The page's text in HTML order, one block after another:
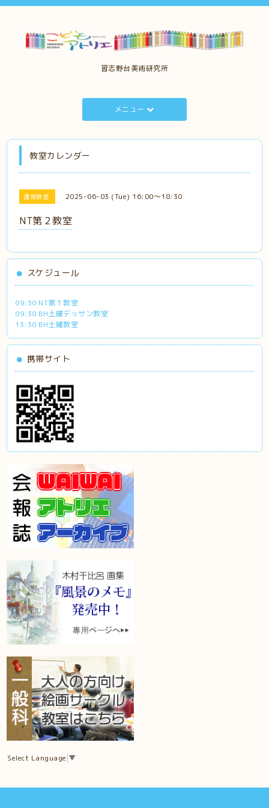
習志野台美術研究所
メニュー
教室カレンダー
通常教室 2025-06-03 (Tue) 16:00～18:30
NT第２教室
スケジュール
09:30 NT第１教室
09:30 BH土曜デッサン教室
13:30 BH土曜教室
携帯サイト
Select Language ▼